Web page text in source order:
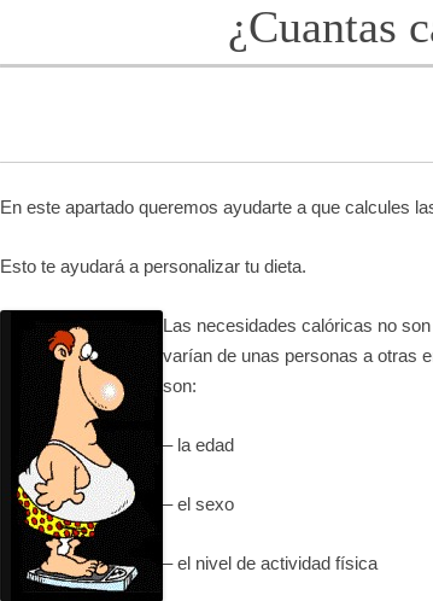
¿Cuantas
En este apartado queremos ayudarte a que calcules
Esto te ayudará a personalizar tu dieta.
Las necesidades calóricas no
varían de unas personas a otras
son:
– la edad
– el sexo
– el nivel de actividad física